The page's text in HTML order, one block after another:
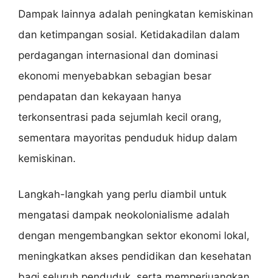
Dampak lainnya adalah peningkatan kemiskinan
dan ketimpangan sosial. Ketidakadilan dalam
perdagangan internasional dan dominasi
ekonomi menyebabkan sebagian besar
pendapatan dan kekayaan hanya
terkonsentrasi pada sejumlah kecil orang,
sementara mayoritas penduduk hidup dalam
kemiskinan.
Langkah-langkah yang perlu diambil untuk
mengatasi dampak neokolonialisme adalah
dengan mengembangkan sektor ekonomi lokal,
meningkatkan akses pendidikan dan kesehatan